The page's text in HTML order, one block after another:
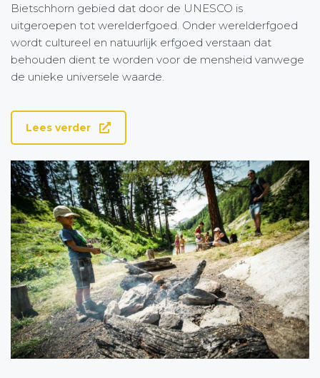
Bietschhorn gebied dat door de UNESCO is
uitgeroepen tot wereld­erfgoed. Onder werelderfgoed
wordt cultureel en natuurlijk erfgoed verstaan dat
behouden dient te worden voor de mensheid vanwege
de unieke universele waarde.
Lees verder